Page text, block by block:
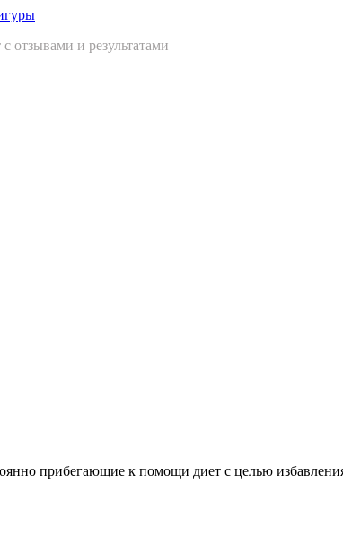
отзывами и результатами
прибегающие к помощи диет с целью